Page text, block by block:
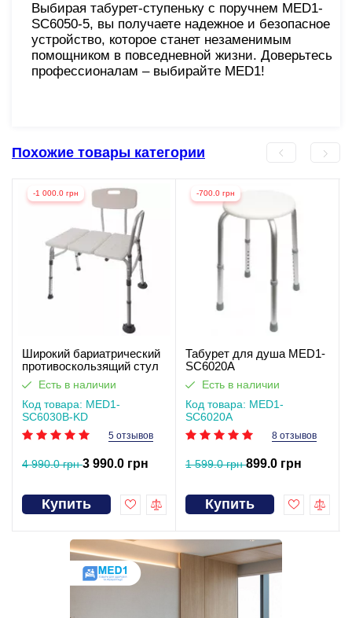
Выбирая табурет-ступеньку с поручнем MED1-
SC6050-5, вы получаете надежное и безопасное
устройство, которое станет незаменимым
помощником в повседневной жизни. Доверьтесь
профессионалам – выбирайте MED1!
Похожие товары категории
-1 000.0 грн
Широкий бариатрический
противоскользящий стул
для душа SC6030B-KD
Есть в наличии
Код товара: MED1-
SC6030B-KD
5 отзывов
4 990.0 грн3 990.0 грн
Купить
-700.0 грн
Табурет для душа MED1-
SC6020A
Есть в наличии
Код товара: MED1-
SC6020A
8 отзывов
1 599.0 грн899.0 грн
Купить